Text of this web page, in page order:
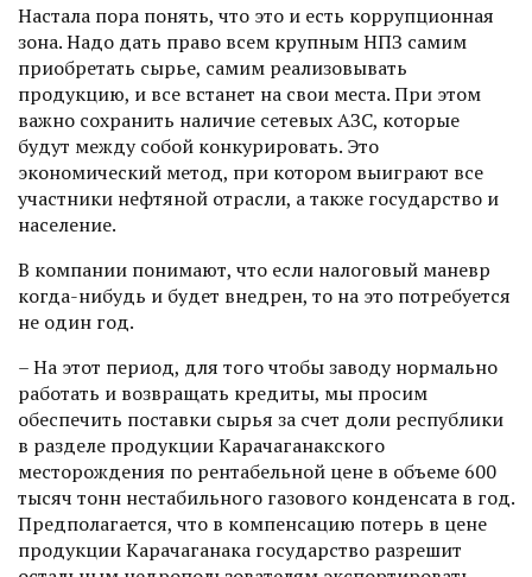
Настала пора понять, что это и есть коррупционная
зона. Надо дать право всем крупным НПЗ самим
приобретать сырье, самим реализовывать
продукцию, и все встанет на свои места. При этом
важно сохранить наличие сетевых АЗС, которые
будут между собой конкурировать. Это
экономический метод, при котором выиграют все
участники нефтяной отрасли, а также государство и
население.
В компании понимают, что если налоговый маневр
когда-нибудь и будет внедрен, то на это потребуется
не один год.
– На этот период, для того чтобы заводу нормально
работать и возвращать кредиты, мы просим
обеспечить поставки сырья за счет доли республики
в разделе продукции Карачаганакского
месторождения по рентабельной цене в объеме 600
тысяч тонн нестабильного газового конденсата в год.
Предполагается, что в компенсацию потерь в цене
продукции Карачаганака государство разрешит